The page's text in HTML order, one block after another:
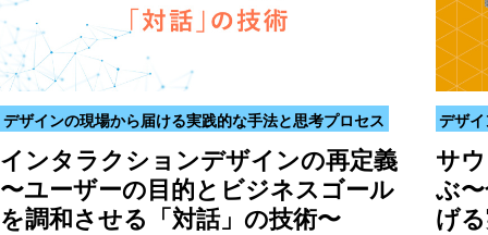
デザインの現場から届ける実践的な手法と思考プロセス
インタラクションデザインの再定義
〜ユーザーの目的とビジネスゴール
を調和させる「対話」の技術〜
デザ
サ
ぶ
げ